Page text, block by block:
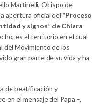
Martinelli, Obispo de
apertura oficial del “Proceso
y signos” de Chiara
es el territorio en el cual
del Movimiento de los
gran parte de su vida y ha
de beatificación y
en el mensaje del Papa –,